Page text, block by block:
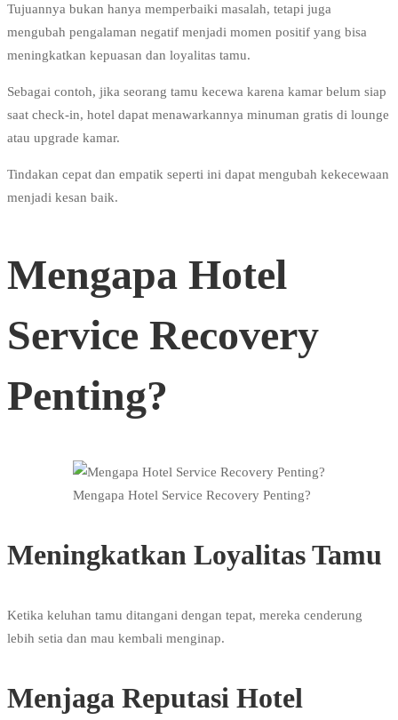
Tujuannya bukan hanya memperbaiki masalah, tetapi juga
mengubah pengalaman negatif menjadi momen positif yang bisa
meningkatkan kepuasan dan loyalitas tamu.
Sebagai contoh, jika seorang tamu kecewa karena kamar belum siap
saat check-in, hotel dapat menawarkannya minuman gratis di lounge
atau upgrade kamar.
Tindakan cepat dan empatik seperti ini dapat mengubah kekecewaan
menjadi kesan baik.
Mengapa Hotel
Service Recovery
Penting?
Mengapa Hotel Service Recovery Penting?
Meningkatkan Loyalitas Tamu
Ketika keluhan tamu ditangani dengan tepat, mereka cenderung
lebih setia dan mau kembali menginap.
Menjaga Reputasi Hotel